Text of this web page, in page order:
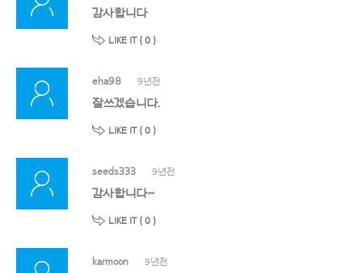
감사합니다
LIKE IT ( 0 )
eha98 9년전
잘쓰겠습니다.
LIKE IT ( 0 )
seeds333 9년전
감사합니다~
LIKE IT ( 0 )
karmoon 9년전